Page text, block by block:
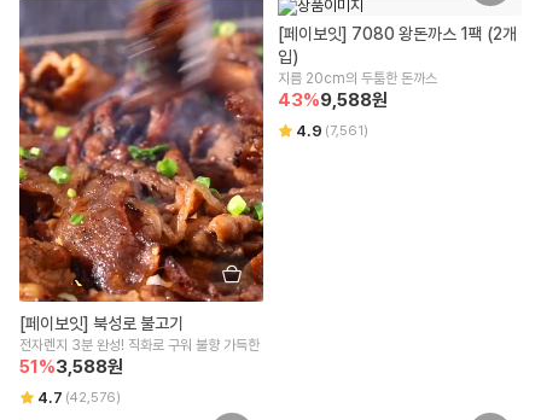
포장단위별 용량(중량), 수량
540g(60g X 9개입)
원재료명 및 함량(농수산물의 원산지 표시에 관한 법률에 따른 원산지 표시 포
함)
상세페이지 하단 참고
영양성분(식품위생법에 따른 영양성분 표시대상 식품에 한함)
해당사항 없음
유전자변형식품에 해당하는 경우의 표시
해당사항 없음
영유아식 또는 체중조절식품 등에 해당하는 경우 표시광고사전심의필 유무 및
부작용 발생 가능성
해당사항 없음
사업자등록번호
542-86-00304
본점 주소
(08378) 서울 구로구 디지털로 306 대륭포스트타워2차, 712호
통신판매업신고
2018-서울강남-03300
유통전문판매업 주소
서울특별시 강남구 테헤란로 423, 9층 9493호
전화번호
1599-3108
택배사
상품이 표시 광고 내용과 다를 경우, 받으신 날부터 3개월 이내 교환/환불
을 요청하실 수 있습니다.
상품 불량/하자 등이 있을 경우, 문제를 확인할 수 있는 사진 촬영 후 고객
센터로 문의 부탁드립니다.
수령 즉시 확인할 수 있는 문제(누락/파손/냉해 등)은 상품 수령일로부터 7
일 이내 문의 시 도움을 드릴 수 있습니다.
교환/반품 불가 안내
신선/냉장/냉동식품은 단순 변심/주문 착오로 인한 교환/반품 신청이 어렵
습니다.
상품 수령한 날로부터 7일 경과할 경우 단순 변심으로 인한 교환/반품 신
청이 어렵습니다.
잘못된 보관 방법이나 고객님의 부주의 등으로 인한 오염, 파손, 변질된 경
우 교환/반품 신청이 어렵습니다.
고객님의 사용 또는 일부 소비에 의해 상품의 가치가 훼손된 경우 교환/반
품 신청이 어렵습니다.
고객님이 상품 포장을 개봉하여 사용 또는 설치 완료되어 상품의 가치가
렵습니다.
[페이보잇] 북성로 불고기
전자렌지 3분 완성! 직화로 구워 불향 가득한
51%3,588원
4.7 (42,576)
[페이보잇] 7080 왕돈까스 1팩 (2개
입)
지름 20cm의 두툼한 돈까스
43%9,588원
4.9 (7,561)